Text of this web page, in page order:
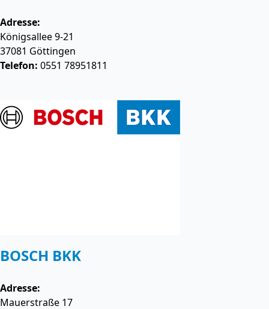
Adresse:
Königsallee 9-21
37081 Göttingen
Telefon: 0551 78951811
BOSCH BKK
Adresse:
Mauerstraße 17